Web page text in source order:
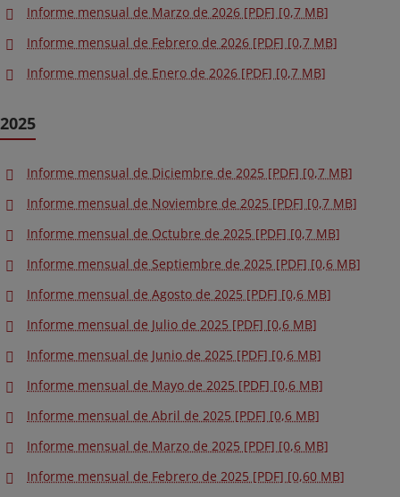
Informe mensual de Marzo de 2026 [PDF] [0,7 MB]
Informe mensual de Febrero de 2026 [PDF] [0,7 MB]
Informe mensual de Enero de 2026 [PDF] [0,7 MB]
2025
Informe mensual de Diciembre de 2025 [PDF] [0,7 MB]
Informe mensual de Noviembre de 2025 [PDF] [0,7 MB]
Informe mensual de Octubre de 2025 [PDF] [0,7 MB]
Informe mensual de Septiembre de 2025 [PDF] [0,6 MB]
Informe mensual de Agosto de 2025 [PDF] [0,6 MB]
Informe mensual de Julio de 2025 [PDF] [0,6 MB]
Informe mensual de Junio de 2025 [PDF] [0,6 MB]
Informe mensual de Mayo de 2025 [PDF] [0,6 MB]
Informe mensual de Abril de 2025 [PDF] [0,6 MB]
Informe mensual de Marzo de 2025 [PDF] [0,6 MB]
Informe mensual de Febrero de 2025 [PDF] [0,60 MB]